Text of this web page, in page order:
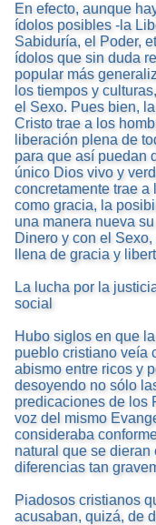
En efecto, aunque
ídolos posibles -la
Sabiduría, el Poder,
ídolos que sin duda
popular más
los tiempos y
el Sexo. Pues bien,
Cristo trae a los
liberación plena de
para que así puedan
único Dios vivo y
concretamente trae a
como gracia, la
una manera nueva
Dinero y con el
llena de gracia y
La lucha por la
social
Hubo siglos en que
pueblo cristiano veía
abismo entre ricos y
desoyendo no sólo
predicaciones de los
voz del mismo
consideraba
natural que se dieran
diferencias tan
Piadosos cristianos
acusaban, quizá, de